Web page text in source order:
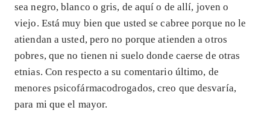
sea negro, blanco o gris, de aquí o de allí, joven o
viejo. Está muy bien que usted se cabree porque no le
atiendan a usted, pero no porque atienden a otros
pobres, que no tienen ni suelo donde caerse de otras
etnias. Con respecto a su comentario último, de
menores psicofármacodrogados, creo que desvaría,
para mi que el mayor.